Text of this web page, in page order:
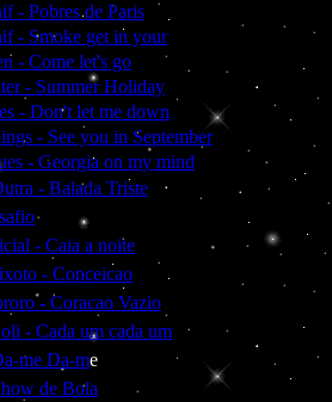
- Pobres de Paris
- Smoke get in your
- Come let's go
- Summer Holiday
- Don't let me down
- See you in September
- Georgia on my mind
- Balada Triste
- Caia a noite
- Conceicao
- Coracao Vazio
- Cada um cada um
me Da-me
de Bola